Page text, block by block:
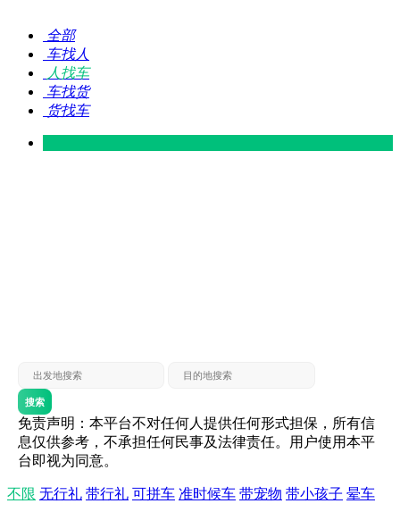
全部
车找人
人找车
车找货
货找车
搜索
免责声明：本平台不对任何人提供任何形式担保，所有信
息仅供参考，不承担任何民事及法律责任。用户使用本平
台即视为同意。
不限 无行礼 带行礼 可拼车 准时候车 带宠物 带小孩子 晕车